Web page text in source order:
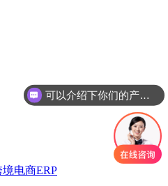
境电商ERP
可以介绍下你们的产品么
你们是怎么收费的呢